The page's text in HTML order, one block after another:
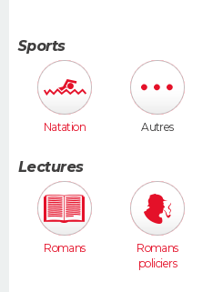
Sports
Natation Autres
Lectures
Romans
Romans
policiers